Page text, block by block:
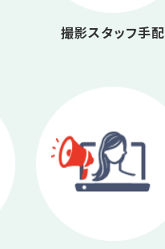
撮影スタッフ手配